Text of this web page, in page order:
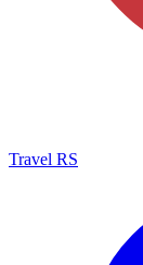
Travel RS